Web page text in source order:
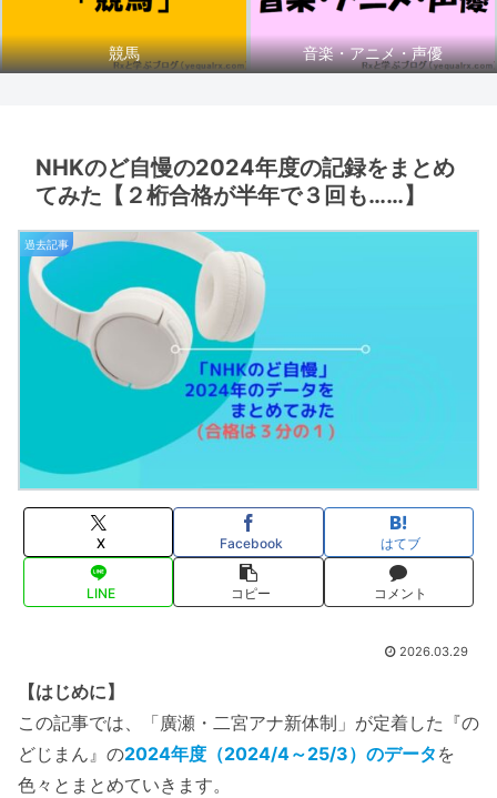
競馬 音楽・アニメ・声優
NHKのど自慢の2024年度の記録をまとめ
てみた【２桁合格が半年で３回も……】
過去記事
X Facebook はてブ
LINE コピー コメント
2026.03.29
【はじめに】
この記事では、「廣瀬・二宮アナ新体制」が定着した『の
どじまん』の2024年度（2024/4～25/3）のデータ を
色々とまとめていきます。